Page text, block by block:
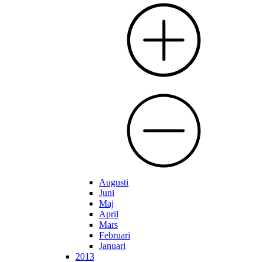
Augusti
Juni
Maj
April
Mars
Februari
Januari
2013